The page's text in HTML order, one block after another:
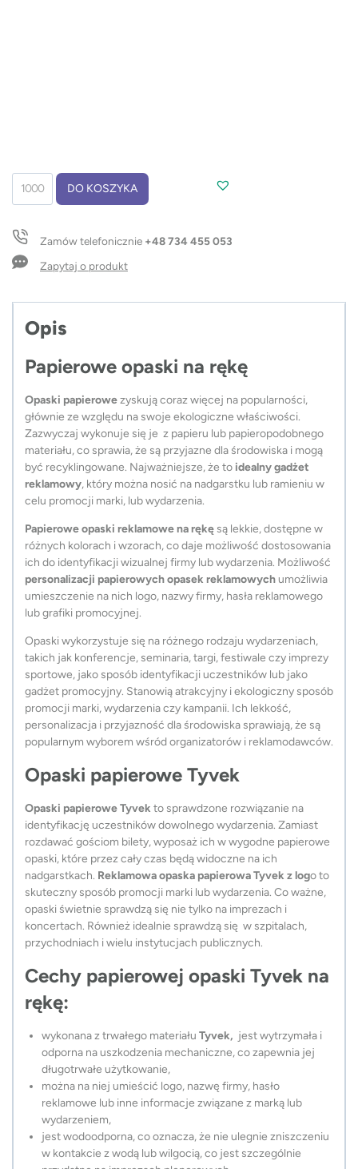
Tyvek
DO KOSZYKA
Zamów telefonicznie +48 734 455 053
Zapytaj o produkt
Opis
Papierowe opaski na rękę
Opaski papierowezyskują coraz więcej na popularności,
głównie ze względu na swoje ekologiczne właściwości.
Zazwyczaj wykonuje się je z papieru lub papieropodobnego
materiału, co sprawia, że są przyjazne dla środowiska i mogą
być recyklingowane. Najważniejsze, że to idealny gadżet
reklamowy, który można nosić na nadgarstku lub ramieniu w
celu promocji marki, lub wydarzenia.
Papierowe opaski reklamowe na rękę są lekkie, dostępne w
różnych kolorach i wzorach, co daje możliwość dostosowania
ich do identyfikacji wizualnej firmy lub wydarzenia. Możliwość
personalizacji papierowych opasek reklamowychumożliwia
umieszczenie na nich logo, nazwy firmy, hasła reklamowego
lub grafiki promocyjnej.
Opaski wykorzystuje się na różnego rodzaju wydarzeniach,
takich jak konferencje, seminaria, targi, festiwale czy imprezy
sportowe, jako sposób identyfikacji uczestników lub jako
gadżet promocyjny. Stanowią atrakcyjny i ekologiczny sposób
promocji marki, wydarzenia czy kampanii. Ich lekkość,
personalizacja i przyjazność dla środowiska sprawiają, że są
popularnym wyborem wśród organizatorów i reklamodawców.
Opaski papierowe Tyvek
Opaski papierowe Tyvek to sprawdzone rozwiązanie na
identyfikację uczestników dowolnego wydarzenia. Zamiast
rozdawać gościom bilety, wyposaż ich w wygodne papierowe
opaski, które przez cały czas będą widoczne na ich
nadgarstkach. Reklamowa opaska papierowa Tyvek z logo to
skuteczny sposób promocji marki lub wydarzenia. Co ważne,
opaski świetnie sprawdzą się nie tylko na imprezach i
koncertach. Również idealnie sprawdzą się w szpitalach,
przychodniach i wielu instytucjach publicznych.
Cechy papierowej opaski Tyvek na
rękę:
wykonana z trwałego materiału Tyvek, jest wytrzymała i
odporna na uszkodzenia mechaniczne, co zapewnia jej
długotrwałe użytkowanie,
można na niej umieścić logo, nazwę firmy, hasło
reklamowe lub inne informacje związane z marką lub
wydarzeniem,
jest wodoodporna, co oznacza, że nie ulegnie zniszczeniu
w kontakcie z wodą lub wilgocią, co jest szczególnie